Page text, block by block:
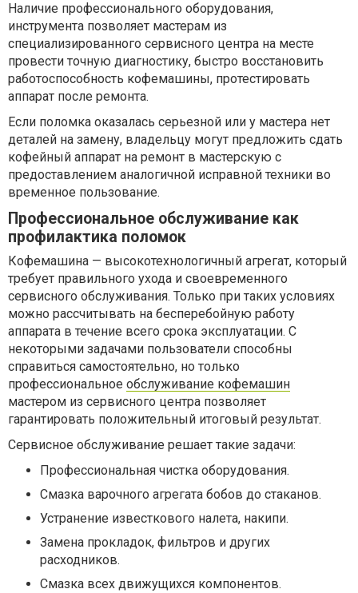
Наличие профессионального оборудования,
инструмента позволяет мастерам из
специализированного сервисного центра на месте
провести точную диагностику, быстро восстановить
работоспособность кофемашины, протестировать
аппарат после ремонта.
Если поломка оказалась серьезной или у мастера нет
деталей на замену, владельцу могут предложить сдать
кофейный аппарат на ремонт в мастерскую с
предоставлением аналогичной исправной техники во
временное пользование.
Профессиональное обслуживание как
профилактика поломок
Кофемашина — высокотехнологичный агрегат, который
требует правильного ухода и своевременного
сервисного обслуживания. Только при таких условиях
можно рассчитывать на бесперебойную работу
аппарата в течение всего срока эксплуатации. С
некоторыми задачами пользователи способны
справиться самостоятельно, но только
профессиональное обслуживание кофемашин
мастером из сервисного центра позволяет
гарантировать положительный итоговый результат.
Сервисное обслуживание решает такие задачи:
Профессиональная чистка оборудования.
Смазка варочного агрегата бобов до стаканов.
Устранение известкового налета, накипи.
Замена прокладок, фильтров и других
расходников.
Смазка всех движущихся компонентов.